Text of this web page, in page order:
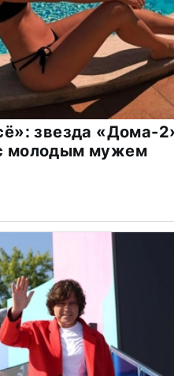
звезда «Дома-
молодым мужем